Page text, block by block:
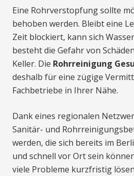
Eine Rohrverstopfung sollte
behoben werden. Bleibt eine
Zeit blockiert, kann sich
besteht die Gefahr von
Keller. Die Rohrreinigung
deshalb für eine zügige
Fachbetriebe in Ihrer Nähe.
Dank eines regionalen
Sanitär- und
werden, die sich bereits im
und schnell vor Ort sein
viele Probleme kurzfristig